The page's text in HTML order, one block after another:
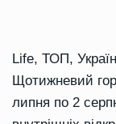
Life, ТОП,
Щотижневий
липня по 2